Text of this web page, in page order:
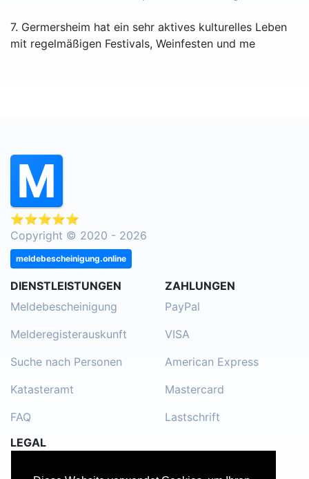
7. Germersheim hat ein sehr aktives kulturelles Leben
mit regelmäßigen Festivals, Weinfesten und me
⭐⭐⭐⭐⭐
Copyright © 2020 - 2026
meldebescheinigung.online
DIENSTLEISTUNGEN
Meldebescheinigung
Melderegisterauskunft
Suche nach Personen
Katasteramt
FAQ
ZAHLUNGEN
PayPal
VISA
American Express
Mastercard
Lastschrift
LEGAL